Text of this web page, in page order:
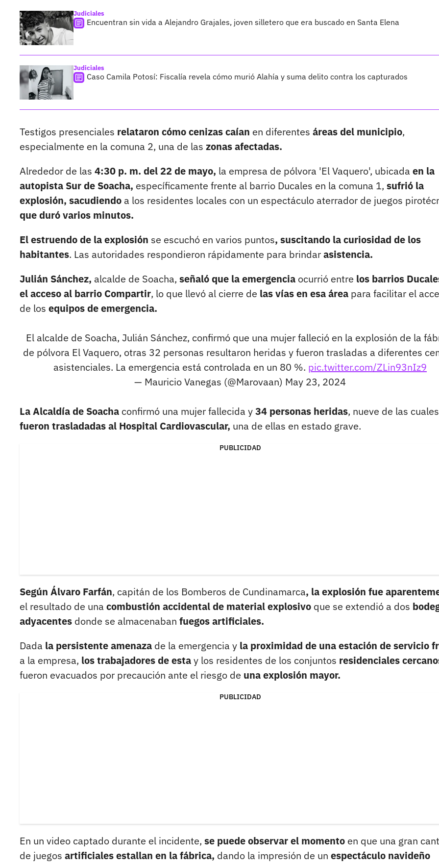
Judiciales
Encuentran sin vida a Alejandro Grajales, joven silletero que era buscado en Santa Elena
Judiciales
Caso Camila Potosí: Fiscalía revela cómo murió Alahía y suma delito contra los capturados
Testigos presenciales relataron cómo cenizas caían en diferentes áreas del municipio,
especialmente en la comuna 2, una de las zonas afectadas.
Alrededor de las 4:30 p. m. del 22 de mayo, la empresa de pólvora 'El Vaquero', ubicada en la
autopista Sur de Soacha, específicamente frente al barrio Ducales en la comuna 1, sufrió la
explosión, sacudiendo a los residentes locales con un espectáculo aterrador de juegos
que duró varios minutos.
El estruendo de la explosión se escuchó en varios puntos, suscitando la curiosidad de los
habitantes. Las autoridades respondieron rápidamente para brindarasistencia.
Julián Sánchez, alcalde de Soacha, señaló que la emergencia ocurrió entre los barrios
el acceso al barrio Compartir, lo que llevó al cierre de las vías en esa área para facilitar el
de los equipos de emergencia.
El alcalde de Soacha, Julián Sánchez, confirmó que una mujer falleció en la explosión de la
de pólvora El Vaquero, otras 32 personas resultaron heridas y fueron trasladas a diferentes
asistenciales. La emergencia está controlada en un 80 %. pic.twitter.com/ZLin93nIz9
— Mauricio Vanegas (@Marovaan) May 23, 2024
La Alcaldía de Soacha confirmó una mujer fallecida y34 personas heridas, nueve de las cuales
fueron trasladadas al Hospital Cardiovascular, una de ellas en estado grave.
PUBLICIDAD
Según Álvaro Farfán, capitán de los Bomberos de Cundinamarca, la explosión fue
el resultado de una combustión accidental de material explosivo que se extendió a dos
adyacentes donde se almacenaban fuegos artificiales.
Dada la persistente amenaza de la emergencia y la proximidad de una estación de servicio
a la empresa, los trabajadores de estay los residentes de los conjuntos residenciales
fueron evacuados por precaución ante el riesgo de una explosión mayor.
PUBLICIDAD
En un video captado durante el incidente, se puede observar el momento en que una gran
de juegos artificiales estallan en la fábrica, dando la impresión de un espectáculo navideño